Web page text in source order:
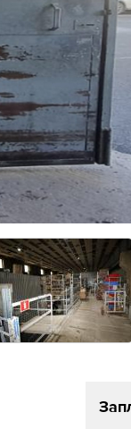
Получить презентацию